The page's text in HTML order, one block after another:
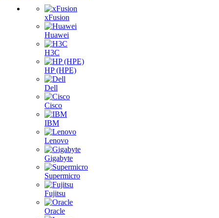
xFusion
Huawei
H3C
HP (HPE)
Dell
Cisco
IBM
Lenovo
Gigabyte
Supermicro
Fujitsu
Oracle